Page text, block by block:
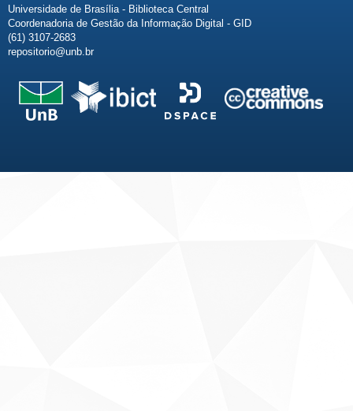
Universidade de Brasília - Biblioteca Central
Coordenadoria de Gestão da Informação Digital - GID
(61) 3107-2683
repositorio@unb.br